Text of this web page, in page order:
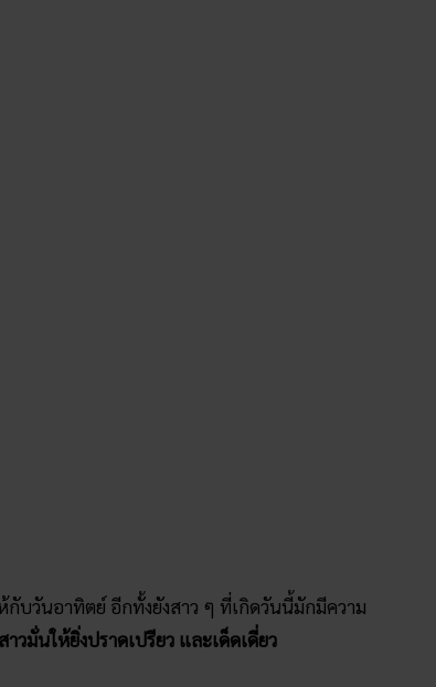
กับวันอาทิตย์ อีกทั้งยังสาว ๆ ที่เกิดวันนี้มักมีความ
วมั่นให้ยิ่งปราดเปรียว และเด็ดเดี่ยว